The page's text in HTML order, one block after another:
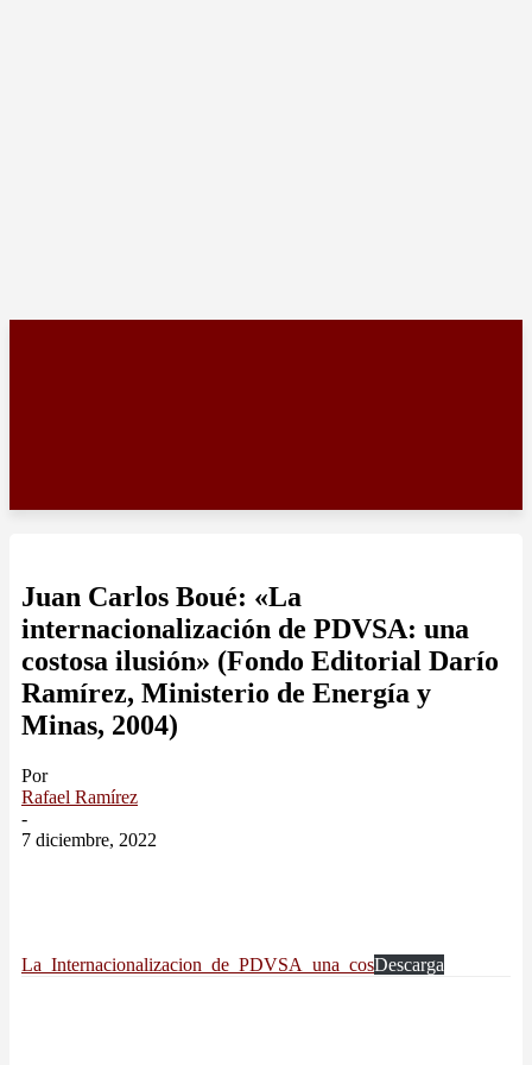
Juan Carlos Boué: «La
internacionalización de PDVSA: una
costosa ilusión» (Fondo Editorial Darío
Ramírez, Ministerio de Energía y
Minas, 2004)
Por
Rafael Ramírez
-
7 diciembre, 2022
La_Internacionalizacion_de_PDVSA_una_cosDescarga